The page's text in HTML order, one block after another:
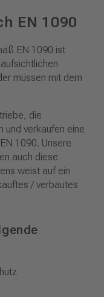
EN 1090
EN 1090 ist
müssen mit dem
die
und verkaufen eine
1090. Unsere
auch diese
weist auf ein
/ verbautes